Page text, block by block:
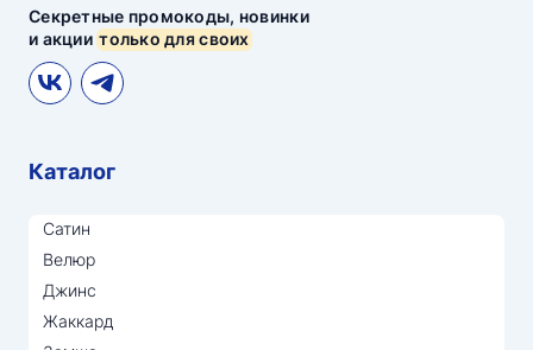
Секретные промокоды, новинки
и акциитолько для своих
Каталог
Сатин
Велюр
Джинс
Жаккард